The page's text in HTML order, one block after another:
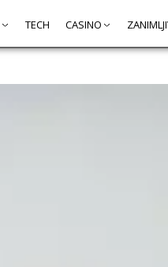
TECH CASINO